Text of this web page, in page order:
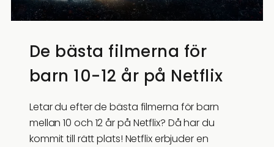
De bästa filmerna för
barn 10-12 år på Netflix
Letar du efter de bästa filmerna för barn
mellan 10 och 12 år på Netflix? Då har du
kommit till rätt plats! Netflix erbjuder en